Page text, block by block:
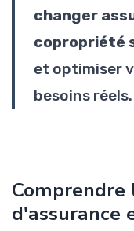
changer
copropriété
et optimiser
besoins réels.
d'assurance